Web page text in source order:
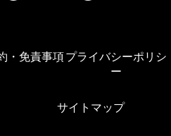
・免責事項プライバシーポリシ
ー
サイトマップ